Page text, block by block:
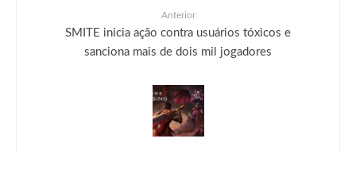
Anterior
SMITE inicia ação contra usuários tóxicos e
sanciona mais de dois mil jogadores